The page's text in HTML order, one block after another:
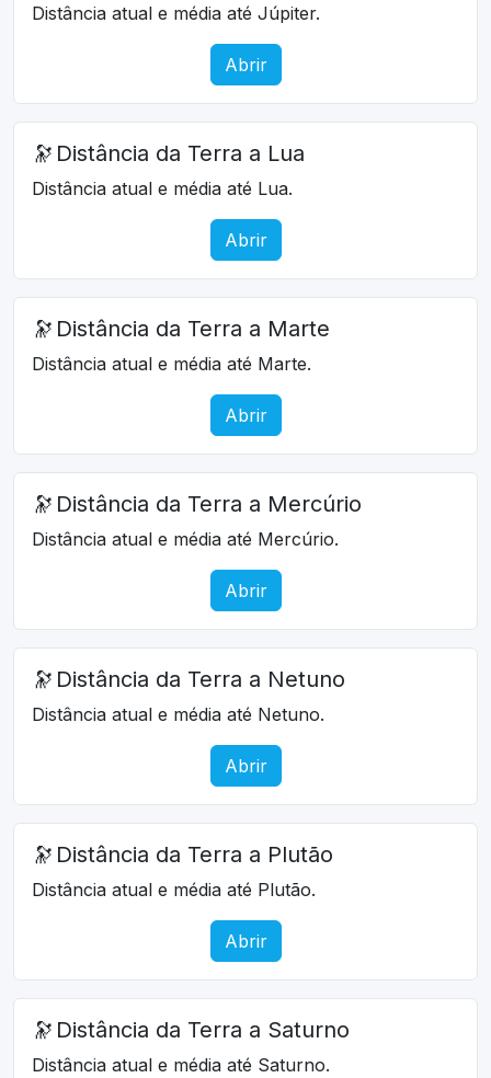
Distância atual e média até Júpiter.
Abrir
🔭 Distância da Terra a Lua
Distância atual e média até Lua.
Abrir
🔭 Distância da Terra a Marte
Distância atual e média até Marte.
Abrir
🔭 Distância da Terra a Mercúrio
Distância atual e média até Mercúrio.
Abrir
🔭 Distância da Terra a Netuno
Distância atual e média até Netuno.
Abrir
🔭 Distância da Terra a Plutão
Distância atual e média até Plutão.
Abrir
🔭 Distância da Terra a Saturno
Distância atual e média até Saturno.